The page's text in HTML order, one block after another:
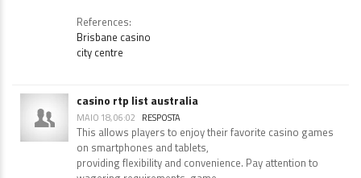
References:
Brisbane casino
city centre
casino rtp list australia
MAIO 18, 06:02 RESPOSTA
This allows players to enjoy their favorite casino games
on smartphones and tablets,
providing flexibility and convenience. Pay attention to